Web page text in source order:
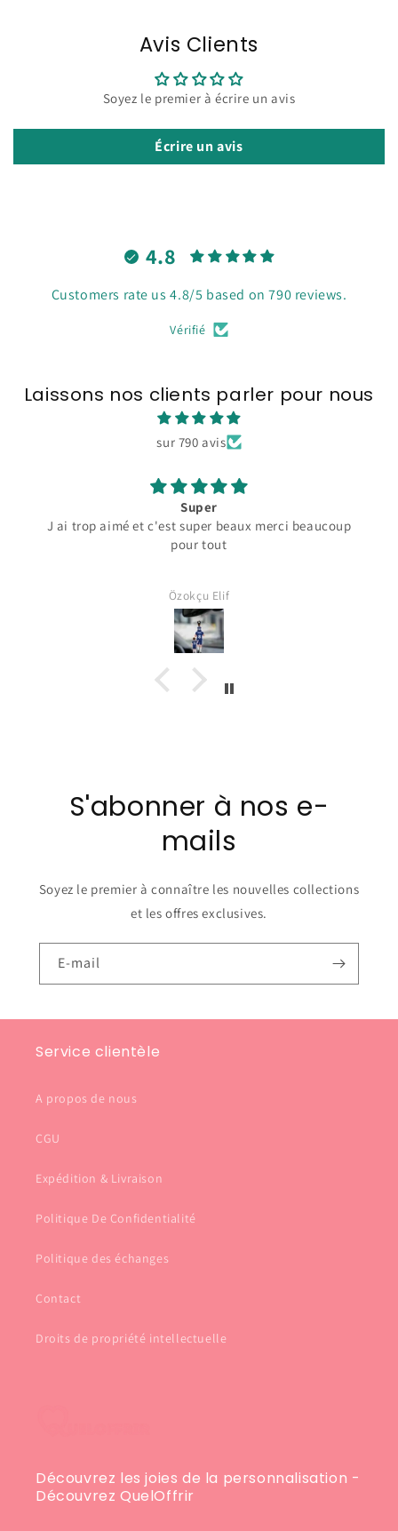
Avis Clients
Soyez le premier à écrire un avis
Écrire un avis
4.8
Customers rate us 4.8/5 based on 790 reviews.
Vérifié
Laissons nos clients parler pour nous
sur 790 avis
Super
J ai trop aimé et c'est super beaux merci beaucoup
pour tout
Özokçu Elif
S'abonner à nos e-
mails
Soyez le premier à connaître les nouvelles collections
et les offres exclusives.
E-mail
Service clientèle
A propos de nous
CGU
Expédition & Livraison
Politique De Confidentialité
Politique des échanges
Contact
Droits de propriété intellectuelle
Découvrez les joies de la personnalisation -
Découvrez QuelOffrir